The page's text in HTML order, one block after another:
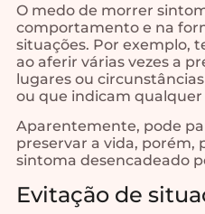
O medo de morrer
comportamento e na
situações. Por exemplo,
ao aferir várias vezes a
lugares ou
ou que indicam
Aparentemente, pode
preservar a vida, porém,
sintoma desencadeado
Evitação de